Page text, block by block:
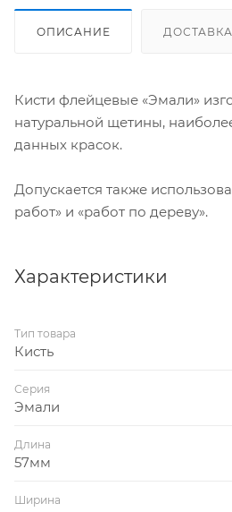
ОПИСАНИЕ ДОСТАВКА
Кисти флейцевые «Эмали»
натуральной щетины,
данных красок.
Допускается также
работ» и «работ по дереву».
Характеристики
Тип товара
Кисть
Серия
Эмали
Длина
57мм
Ширина